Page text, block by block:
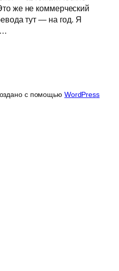
же не коммерческий
тут — на год. Я
с помощью WordPress